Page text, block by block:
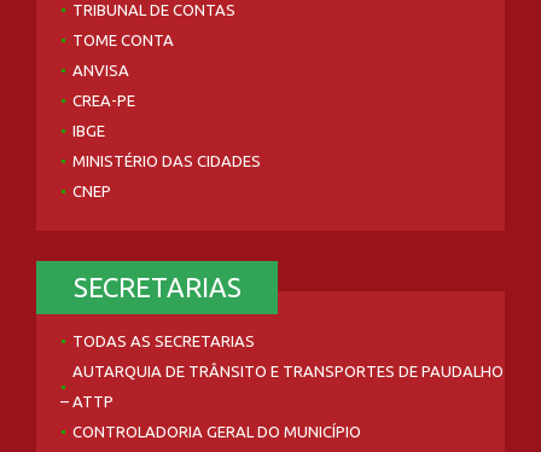
TRIBUNAL DE CONTAS
TOME CONTA
ANVISA
CREA-PE
IBGE
MINISTÉRIO DAS CIDADES
CNEP
SECRETARIAS
TODAS AS SECRETARIAS
AUTARQUIA DE TRÂNSITO E TRANSPORTES DE PAUDALHO
– ATTP
CONTROLADORIA GERAL DO MUNICÍPIO